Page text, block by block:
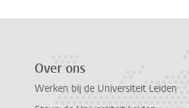
Over ons
Werken bij de Universiteit Leiden